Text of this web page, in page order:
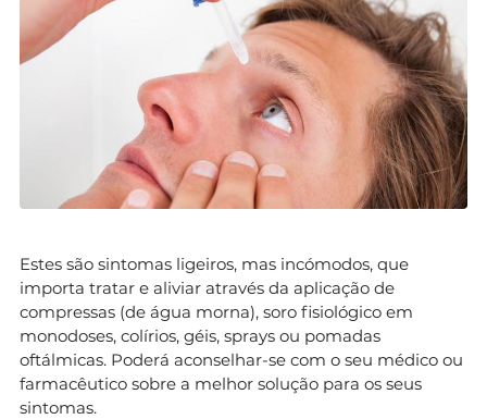
Estes são sintomas ligeiros, mas incómodos, que
importa tratar e aliviar através da aplicação de
compressas (de água morna), soro fisiológico em
monodoses, colírios, géis, sprays ou pomadas
oftálmicas. Poderá aconselhar-se com o seu médico ou
farmacêutico sobre a melhor solução para os seus
sintomas.